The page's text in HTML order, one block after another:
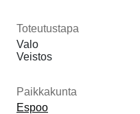
Toteutustapa
Valo
Veistos
Paikkakunta
Espoo